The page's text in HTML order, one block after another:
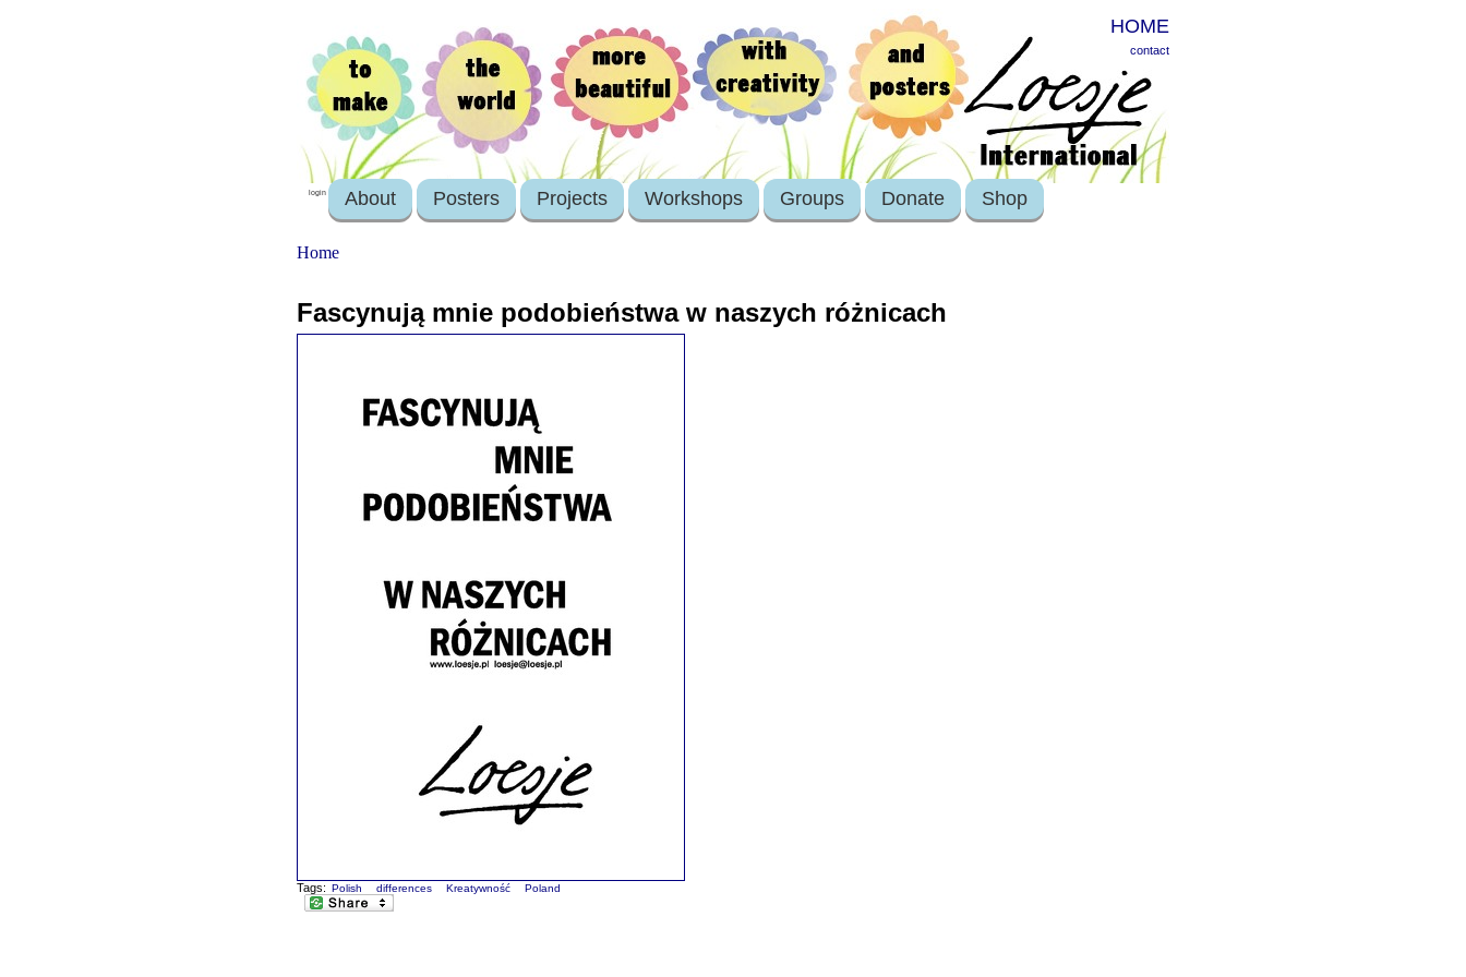
HOME
contact
login About Posters Projects Workshops Groups Donate Shop
Home
Fascynują mnie podobieństwa w naszych różnicach
Tags: Polish differences Kreatywność Poland